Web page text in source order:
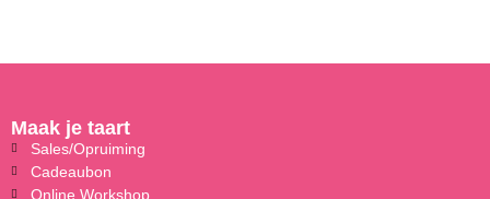
Maak je taart
Sales/Opruiming
Cadeaubon
Online Workshop